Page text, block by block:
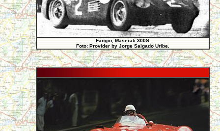
Fangio, Maserati 300S
Foto: Provider by Jorge Salgado Uribe.